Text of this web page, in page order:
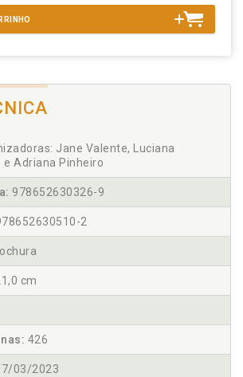
Jane Valente, Luciana
Adriana Pinheiro
978652630326-9
2
cm
426
03/2023